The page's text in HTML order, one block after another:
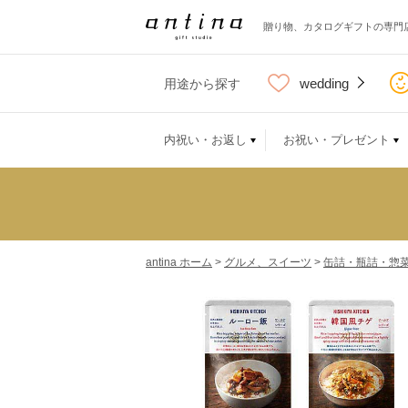
贈り物、カタログギフトの専門
用途から探す wedding
内祝い・お返し お祝い・プレゼント
antina ホーム > グルメ、スイーツ > 缶詰・瓶詰・惣